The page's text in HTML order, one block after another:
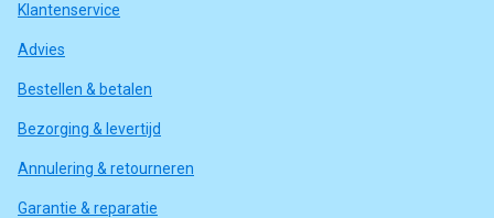
Klantenservice
Advies
Bestellen & betalen
Bezorging & levertijd
Annulering & retourneren
Garantie & reparatie